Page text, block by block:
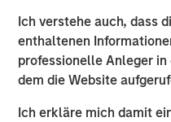
Ich verstehe auch, dass
enthaltenen
professionelle Anleger
dem die Website
Ich erkläre mich damit
InvestmentNews
PRESS RELEASE
Head of Morgan
Management: Ben
on InvestmentNews